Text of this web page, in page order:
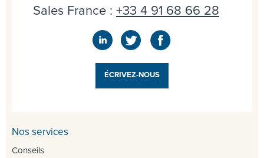
Sales France : +33 4 91 68 66 28
ÉCRIVEZ-NOUS
Nos services
Conseils